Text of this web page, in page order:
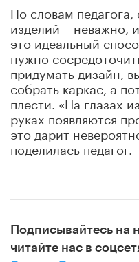
По словам
изделий – неважно,
это идеальный
нужно
придумать дизайн,
собрать каркас, а
плести. «На глазах
руках появляются
это дарит
поделилась педагог.
Подписывайтесь на
читайте нас в